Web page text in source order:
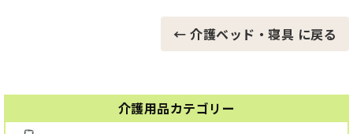
介護用品カテゴリー
← 介護ベッド・寝具 に戻る